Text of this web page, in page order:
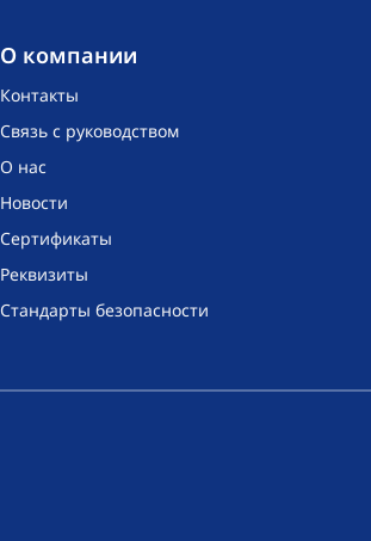
O компании
Контакты
Связь с руководством
О нас
Новости
Сертификаты
Реквизиты
Стандарты безопасности